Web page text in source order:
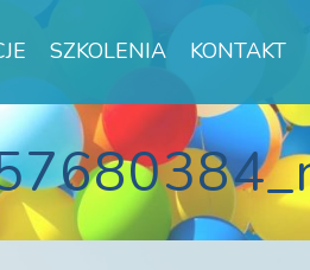
SZKOLENIA KONTAKT